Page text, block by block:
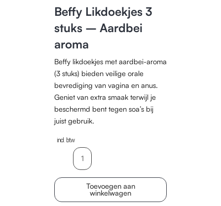
Beffy Likdoekjes 3
stuks – Aardbei
aroma
Beffy likdoekjes met aardbei-aroma
(3 stuks) bieden veilige orale
bevrediging van vagina en anus.
Geniet van extra smaak terwijl je
beschermd bent tegen soa’s bij
juist gebruik.
incl. btw
Likdoekjes
–
Toevoegen aan
winkelwagen